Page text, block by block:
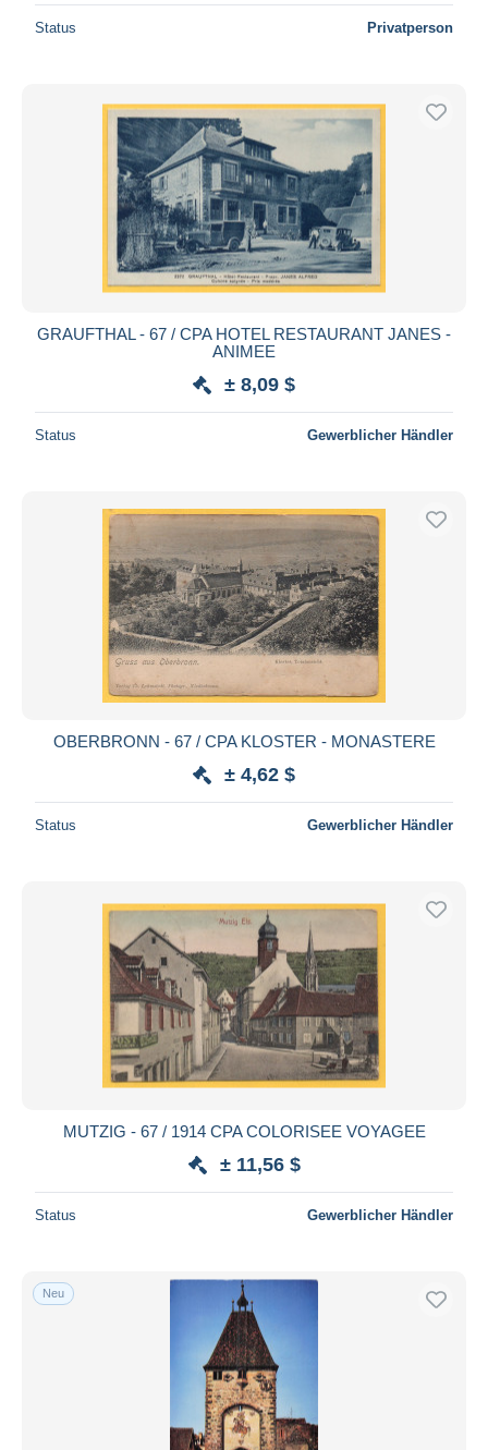
Status Privatperson
GRAUFTHAL - 67 / CPA HOTEL RESTAURANT JANES -
ANIMEE
± 8,09 $
Status Gewerblicher Händler
OBERBRONN - 67 / CPA KLOSTER - MONASTERE
± 4,62 $
Status Gewerblicher Händler
MUTZIG - 67 / 1914 CPA COLORISEE VOYAGEE
± 11,56 $
Status Gewerblicher Händler
Neu